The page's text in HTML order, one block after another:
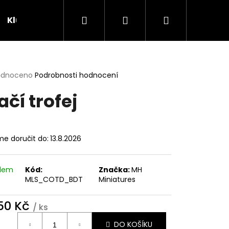
Klubovna SoutěžeHledat PřihlášeníNákupní
Podrobnosti hodnocení
trofej
doručit do: 13.8.2026
Kód:
MLS_COTD_BDT
Značka:MH
Miniatures
Kč / ks
DO KOŠÍKU